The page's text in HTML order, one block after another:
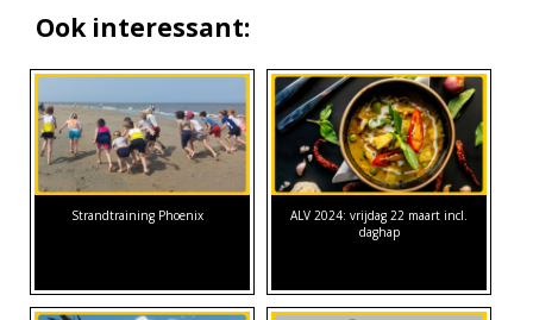
Ook interessant:
Strandtraining Phoenix
ALV 2024: vrijdag 22 maart incl.
daghap